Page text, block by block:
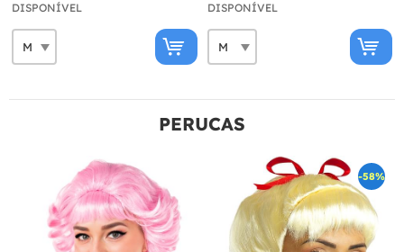
DISPONÍVEL DISPONÍVEL
PERUCAS
-58%